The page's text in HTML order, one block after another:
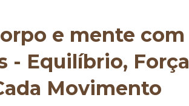
e mente com
- Equilíbrio, Força
Movimento